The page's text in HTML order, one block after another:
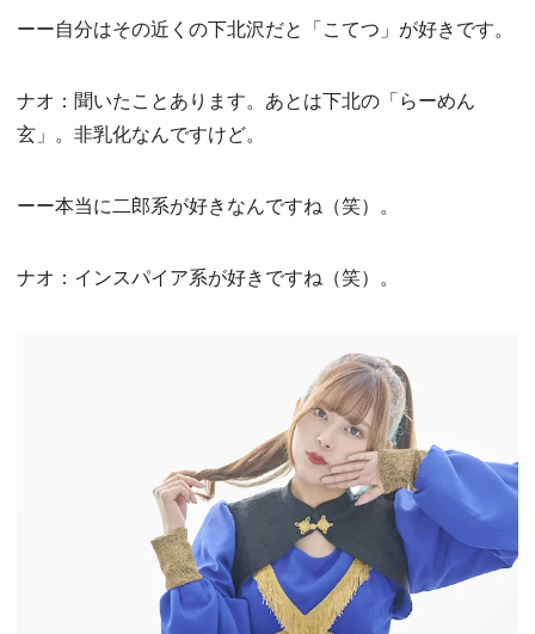
ーー自分はその近くの下北沢だと「こてつ」が好きです。
ナオ：聞いたことあります。あとは下北の「らーめん
玄」。非乳化なんですけど。
ーー本当に二郎系が好きなんですね（笑）。
ナオ：インスパイア系が好きですね（笑）。